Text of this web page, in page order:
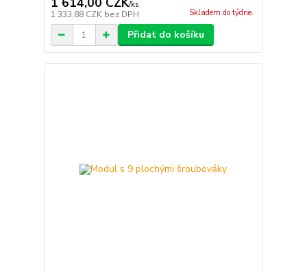
/ks
1 333,88 CZK bez DPH Skladem do týdne.
Přidat do košíku